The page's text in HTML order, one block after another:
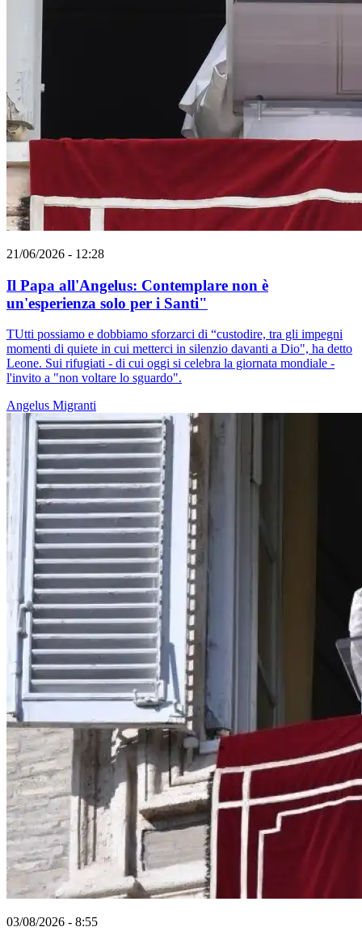
21/06/2026 - 12:28
Il Papa all'Angelus: Contemplare non è
un'esperienza solo per i Santi"
TUtti possiamo e dobbiamo sforzarci di “custodire, tra gli impegni
momenti di quiete in cui metterci in silenzio davanti a Dio", ha detto
Leone. Sui rifugiati - di cui oggi si celebra la giornata mondiale -
l'invito a "non voltare lo sguardo".
Angelus Migranti
03/08/2026 - 8:55